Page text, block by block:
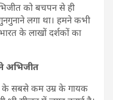
को बचपन से ही
लगा था। हमने कभी
के लाखों दर्शकों का
अभिजीत
के सबसे कम उम्र के गायक